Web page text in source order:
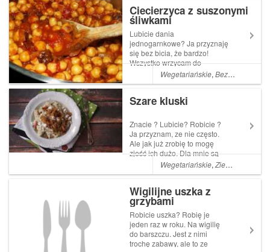
je na rodzinnej imprezie
razem z innymi daniami i
okazało się, że cieszył się ...
Ciecierzyca z suszonymi
śliwkami
Lubicie dania
jednogarnkowe? Ja przyznaję
się bez bicia, że bardzo!
Wszystko wrzycam do
jednego garnka i gotowe. Do
tego jak coś zostanie
ogniu, podgrzać i jeść ze
doskonale się nadaje na taki
p...
Wegetariańskie,Bezglutenowe
Szare kluski
Znacie ? Lubicie? Robicie ?
Ja przyznam, ze nie często.
Ale jak już zrobię to mogę
zjeść ich dużo. Dla mnie są
pyszne. A do tego nie drogie i
łatwe w przygotowaniu. 1 kg
mąki 1 jajko sól Ziemniaki
obrać i zetrzeć, ...
Wegetariańskie,Ziemniaki
Wigilijne uszka z
grzybami
Robicie uszka? Robię je
jeden raz w roku. Na wigilię
do barszczu. Jest z nimi
trochę zabawy, ale to ze